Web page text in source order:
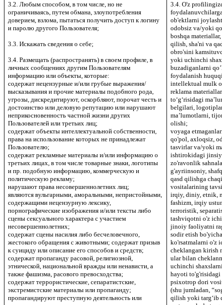
3.2. Любым способом, в том числе, но не
ограничиваясь, путем обмана, злоупотребления
доверием, взлома, пытаться получить доступ к логину
и паролю другого Пользователя;
3.3. Искажать сведения о себе;
3.4. Размещать (распространять) в своем профиле, в
личных сообщениях другим Пользователям
информацию или объекты, которые:
содержат нецензурные и/или грубые выражения/
высказывания и прочие материалы подобного рода,
угрозы, дискредитируют, оскорбляют, порочат честь и
достоинство или деловую репутацию или нарушают
неприкосновенность частной жизни других
Пользователей или третьих лиц;
содержат объекты интеллектуальной собственности,
права на использование которых не принадлежат
Пользователю;
содержат рекламные материалы и/или информацию о
третьих лицах, в том числе товарные знаки, логотипы
и пр. подобную информацию, коммерческую и
политическую рекламу;
нарушают права несовершеннолетних лиц;
являются вульгарными, аморальными, непристойными,
содержащими нецензурную лексику,
порнографические изображения и/или тексты либо
сцены сексуального характера с участием
несовершеннолетних;
содержат сцены насилия либо бесчеловечного,
жестокого обращения с животными; содержат призыв
к суициду или описание его способов и средств;
содержат пропаганду расовой, религиозной,
этнической, национальной вражды или ненависти, а
также фашизма, расового превосходства;
содержат террористические, сепаратистские,
экстремистские материалы или пропаганду;
пропагандируют преступную деятельность или
3.4. O'z
ob'ektlarni
odobsiz va/yoki
boshqa
qilish, sha'ni va
obro'sini
yoki uchinchi
buzadiganlarni
foydalanish
intellektual mulk
reklama
toʻgʻrisidagi
belgilari, logotiplar
maʼlumotlarni,
olishi;
voyaga
qo'pol, axloqsiz,
tasvirlar va/yoki
ishtirokidagi jinsiy
zo'ravonlik
g'ayriinsoniy,
qasd qilishga
vositalarining
irqiy, diniy, etnik,
fashizm, irqiy
terroristik,
tashviqotni o'z
jinoiy faoliyatni
sodir etish
ko'rsatmalarni o'z
cheklangan kirish
ular bilan
uchinchi
hayoti
psixotrop dori
(shu jumladan,
qilish yoki targ‘ib